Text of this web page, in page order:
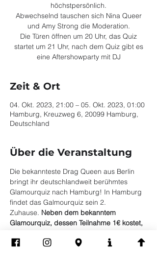
höchstpersönlich.
Abwechselnd tauschen sich Nina Queer
und Amy Strong die Moderation.
Die Türen öffnen um 20 Uhr, das Quiz
startet um 21 Uhr, nach dem Quiz gibt es
eine Aftershowparty mit DJ
Zeit & Ort
04. Okt. 2023, 21:00 – 05. Okt. 2023, 01:00
Hamburg, Kreuzweg 6, 20099 Hamburg,
Deutschland
Über die Veranstaltung
Die bekannteste Drag Queen aus Berlin
bringt ihr deutschlandweit berühmtes
Glamourquiz nach Hamburg! In Hamburg
findet das Galmourquiz sein 2.
Zuhause. Neben dem bekanntem
Glamourquiz, dessen Teilnahme 1€ kostet,
Überraschung und das ein oder andere